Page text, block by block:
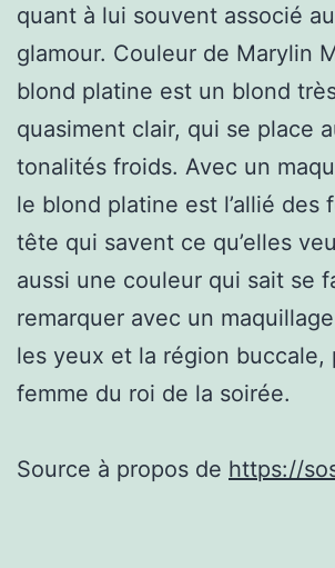
quant à lui souvent associé
glamour. Couleur de Marylin
blond platine est un blond
quasiment clair, qui se place
tonalités froids. Avec un
le blond platine est l’allié des
tête qui savent ce qu’elles
aussi une couleur qui sait se
remarquer avec un
les yeux et la région buccale,
femme du roi de la soirée.
Source à propos de https://